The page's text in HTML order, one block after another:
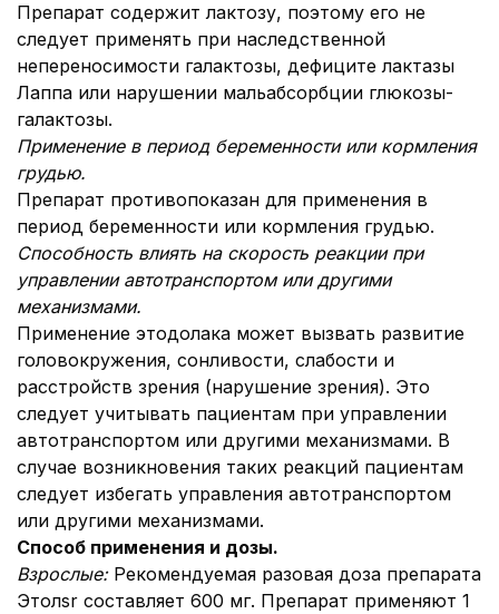
Препарат содержит лактозу, поэтому его не
следует применять при наследственной
непереносимости галактозы, дефиците лактазы
Лаппа или нарушении мальабсорбции глюкозы-
галактозы.
Применение в период беременности или кормления
грудью.
Препарат противопоказан для применения в
период беременности или кормления грудью.
Способность влиять на скорость реакции при
управлении автотранспортом или другими
механизмами.
Применение этодолака может вызвать развитие
головокружения, сонливости, слабости и
расстройств зрения (нарушение зрения). Это
следует учитывать пациентам при управлении
автотранспортом или другими механизмами. В
случае возникновения таких реакций пациентам
следует избегать управления автотранспортом
или другими механизмами.
Способ применения и дозы.
Взрослые: Рекомендуемая разовая доза препарата
Этолsr составляет 600 мг. Препарат применяют 1